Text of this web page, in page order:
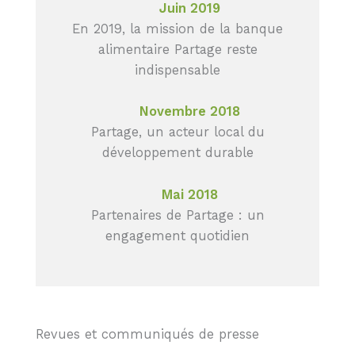
Juin 2019
En 2019, la mission de la banque
alimentaire Partage reste
indispensable
Novembre 2018
Partage, un acteur local du
développement durable
Mai 2018
Partenaires de Partage : un
engagement quotidien
Revues et communiqués de presse